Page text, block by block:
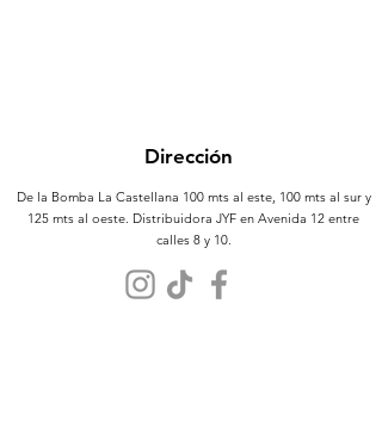
Dirección
De la Bomba La Castellana 100 mts al este, 100 mts al sur y
125 mts al oeste. Distribuidora JYF en Avenida 12 entre
calles 8 y 10.